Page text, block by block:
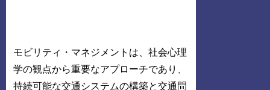
モビリティ・マネジメントは、社会心理
学の観点から重要なアプローチであり、
持続可能な交通システムの構築と交通問